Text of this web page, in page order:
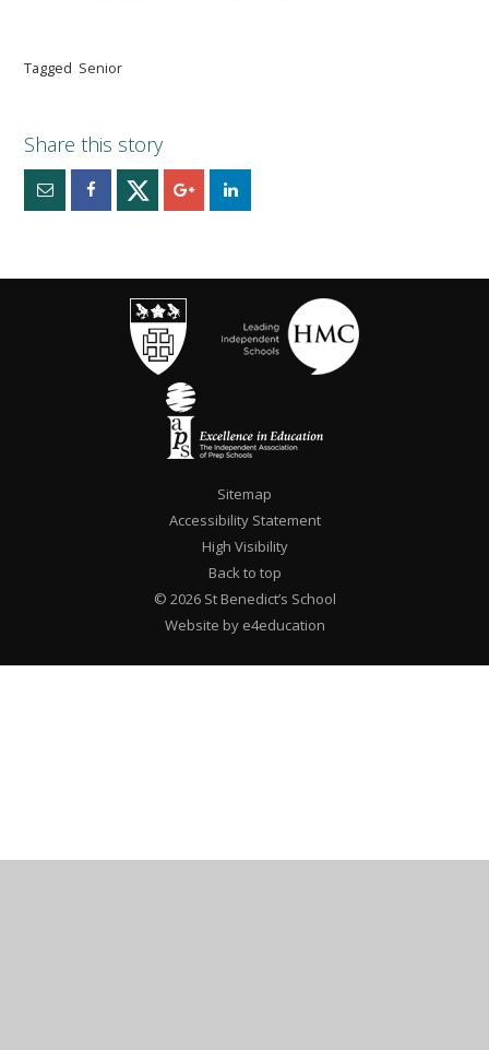
Tagged Senior
Sitemap
Accessibility Statement
High Visibility
Back to top
© 2026 St Benedict’s School
Website by e4education